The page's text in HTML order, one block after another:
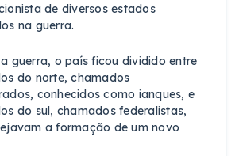
de diversos estados
na guerra.
guerra, o país ficou dividido entre
do norte, chamados
conhecidos como ianques, e
do sul, chamados federalistas,
a formação de um novo